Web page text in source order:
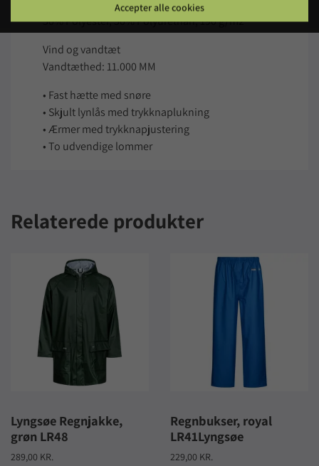
50% Polyester, 50% Polyurethan, 190 g/m2
Vind og vandtæt
Vandtæthed: 11.000 MM
• Fast hætte med snøre
• Skjult lynlås med trykknaplukning
• Ærmer med trykknapjustering
• To udvendige lommer
Relaterede produkter
Lyngsøe Regnjakke,
grøn LR48
289,00 KR.
Regnbukser, royal
LR41Lyngsøe
229,00 KR.
Accepter alle cookies